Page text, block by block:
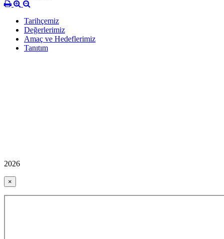
Tarihçemiz
Değerlerimiz
Amaç ve Hedeflerimiz
Tanıtım
2026
×